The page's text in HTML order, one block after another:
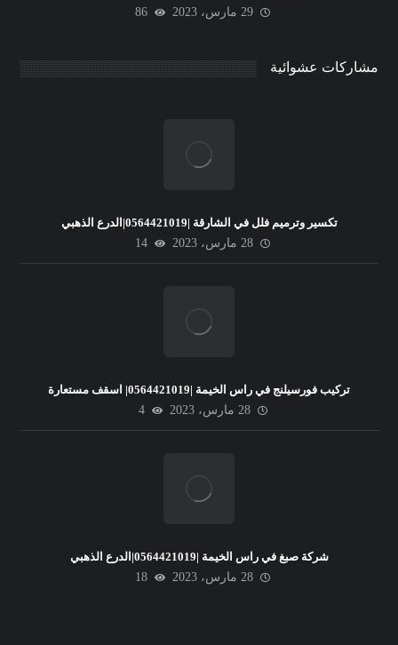
29 مارس، 2023
86
مشاركات عشوائية
تكسير وترميم فلل في الشارقة |0564421019|الدرع الذهبي
28 مارس، 2023
14
تركيب فورسيلنج في راس الخيمة |0564421019| اسقف مستعارة
28 مارس، 2023
4
شركة صبغ في راس الخيمة |0564421019|الدرع الذهبي
28 مارس، 2023
18